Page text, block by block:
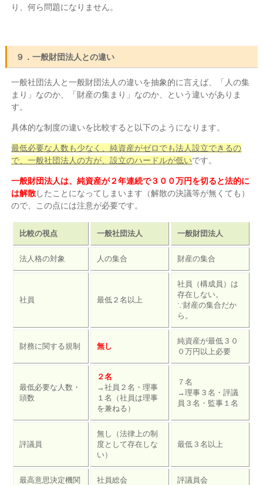
り、何ら問題になりません。
９．一般財団法人との違い
一般社団法人と一般財団法人の違いを抽象的に言えば、「人の集
まり」なのか、「財産の集まり」なのか、という違いがありま
す。
具体的な制度の違いを比較すると以下のようになります。
最低必要な人数も少なく、純資産がゼロでも法人設立できるの
で、一般社団法人の方が、設立のハードルが低いです。
一般財団法人は、純資産が２年連続で３００万円を切ると法的に
は解散したことになってしまいます（解散の決議等が無くても）
ので、この点には注意が必要です。
比較の視点 一般社団法人 一般財団法人
法人格の対象 人の集合 財産の集合
社員 最低２名以上
社員（構成員）は
存在しない。
∵財産の集合だか
ら。
財務に関する規制 無し
純資産が最低３０
０万円以上必要
最低必要な人数・
頭数
２名
→社員２名・理事
１名（社員は理事
を兼ねる）
７名
→理事３名・評議
員３名・監事１名
評議員
無し（法律上の制
度として存在しな
い）
最低３名以上
最高意思決定機関 社員総会 評議員会